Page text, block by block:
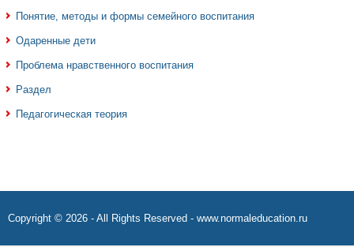
Понятие, методы и формы семейного воспитания
Одаренные дети
Проблема нравственного воспитания
Раздел
Педагогическая теория
Copyright © 2026 - All Rights Reserved - www.normaleducation.ru